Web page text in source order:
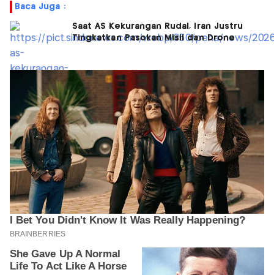
Baca Juga :
Saat AS Kekurangan Rudal, Iran Justru
Tingkatkan Pasokan Misil dan Drone